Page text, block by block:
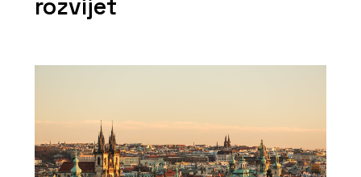
rozvíjet